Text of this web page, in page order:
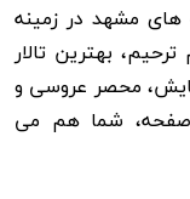
مشهد در زمینه
بهترین تالار
محصر عروسی و
صفحه، شما هم می